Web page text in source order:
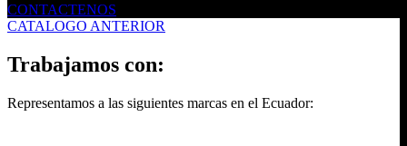
CONTACTENOS
CATALOGO ANTERIOR
Trabajamos con:
Representamos a las siguientes marcas en el Ecuador: